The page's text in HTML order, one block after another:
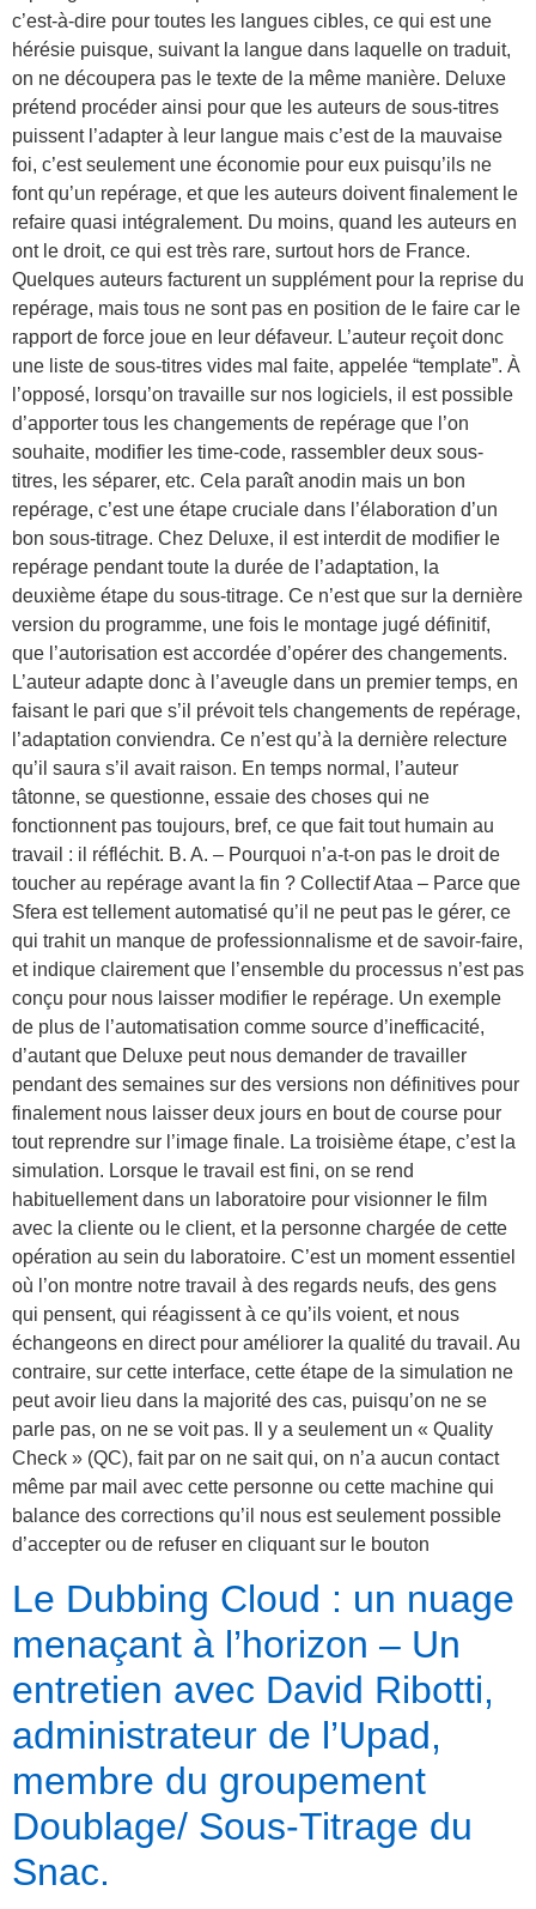
c’est-à-dire pour toutes les langues cibles, ce qui est une
hérésie puisque, suivant la langue dans laquelle on traduit,
on ne découpera pas le texte de la même manière. Deluxe
prétend procéder ainsi pour que les auteurs de sous-titres
puissent l’adapter à leur langue mais c’est de la mauvaise
foi, c’est seulement une économie pour eux puisqu’ils ne
font qu’un repérage, et que les auteurs doivent finalement le
refaire quasi intégralement. Du moins, quand les auteurs en
ont le droit, ce qui est très rare, surtout hors de France.
Quelques auteurs facturent un supplément pour la reprise du
repérage, mais tous ne sont pas en position de le faire car le
rapport de force joue en leur défaveur. L’auteur reçoit donc
une liste de sous-titres vides mal faite, appelée “template”. À
l’opposé, lorsqu’on travaille sur nos logiciels, il est possible
d’apporter tous les changements de repérage que l’on
souhaite, modifier les time-code, rassembler deux sous-
titres, les séparer, etc. Cela paraît anodin mais un bon
repérage, c’est une étape cruciale dans l’élaboration d’un
bon sous-titrage. Chez Deluxe, il est interdit de modifier le
repérage pendant toute la durée de l’adaptation, la
deuxième étape du sous-titrage. Ce n’est que sur la dernière
version du programme, une fois le montage jugé définitif,
que l’autorisation est accordée d’opérer des changements.
L’auteur adapte donc à l’aveugle dans un premier temps, en
faisant le pari que s’il prévoit tels changements de repérage,
l’adaptation conviendra. Ce n’est qu’à la dernière relecture
qu’il saura s’il avait raison. En temps normal, l’auteur
tâtonne, se questionne, essaie des choses qui ne
fonctionnent pas toujours, bref, ce que fait tout humain au
travail : il réfléchit. B. A. – Pourquoi n’a-t-on pas le droit de
toucher au repérage avant la fin ? Collectif Ataa – Parce que
Sfera est tellement automatisé qu’il ne peut pas le gérer, ce
qui trahit un manque de professionnalisme et de savoir-faire,
et indique clairement que l’ensemble du processus n’est pas
conçu pour nous laisser modifier le repérage. Un exemple
de plus de l’automatisation comme source d’inefficacité,
d’autant que Deluxe peut nous demander de travailler
pendant des semaines sur des versions non définitives pour
finalement nous laisser deux jours en bout de course pour
tout reprendre sur l’image finale. La troisième étape, c’est la
simulation. Lorsque le travail est fini, on se rend
habituellement dans un laboratoire pour visionner le film
avec la cliente ou le client, et la personne chargée de cette
opération au sein du laboratoire. C’est un moment essentiel
où l’on montre notre travail à des regards neufs, des gens
qui pensent, qui réagissent à ce qu’ils voient, et nous
échangeons en direct pour améliorer la qualité du travail. Au
contraire, sur cette interface, cette étape de la simulation ne
peut avoir lieu dans la majorité des cas, puisqu’on ne se
parle pas, on ne se voit pas. Il y a seulement un « Quality
Check » (QC), fait par on ne sait qui, on n’a aucun contact
même par mail avec cette personne ou cette machine qui
balance des corrections qu’il nous est seulement possible
d’accepter ou de refuser en cliquant sur le bouton
Le Dubbing Cloud : un nuage
menaçant à l’horizon – Un
entretien avec David Ribotti,
administrateur de l’Upad,
membre du groupement
Doublage/ Sous-Titrage du
Snac.